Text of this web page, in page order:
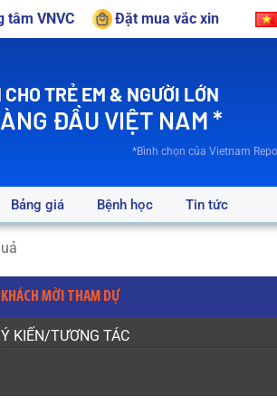
tâm VNVC Đặt mua vắc xin
TRẺ EM & NGƯỜI LỚN
ĐẦU VIỆT NAM *
*Bình chọn của Vietnam
Bảng giá Bệnh học Tin tức
KHÁCH MỜI THAM DỰ
Ý KIẾN/TƯƠNG TÁC